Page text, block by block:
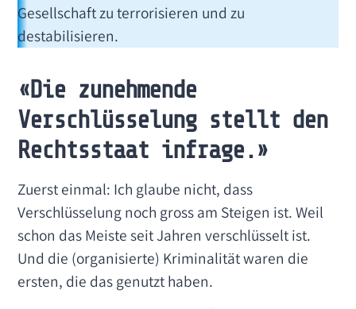
Gesellschaft zu terrorisieren und zu
destabilisieren.
«Die zunehmende
Verschlüsselung stellt den
Rechtsstaat infrage.»
Zuerst einmal: Ich glaube nicht, dass
Verschlüsselung noch gross am Steigen ist. Weil
schon das Meiste seit Jahren verschlüsselt ist.
Und die (organisierte) Kriminalität waren die
ersten, die das genutzt haben.